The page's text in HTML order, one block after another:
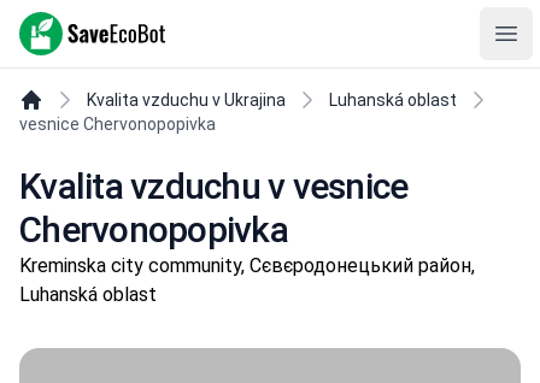
SaveEcoBot
Kvalita vzduchu v Ukrajina
Luhanská oblast
vesnice Chervonopopivka
Kvalita vzduchu v vesnice
Chervonopopivka
Kreminska city community, Сєвєродонецький район,
Luhanská oblast